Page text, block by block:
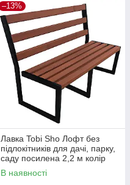
–13%
Лавка Tobi Sho Лофт без
підлокітників для дачі, парку,
саду посилена 2,2 м колір
черешня
В наявності